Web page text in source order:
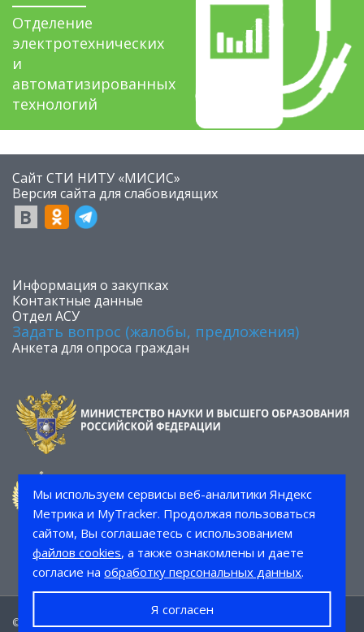
Мы используем сервисы веб-аналитики Яндекс
Метрика и MyTracker. Продолжая пользоваться
сайтом, Вы соглашаетесь с использованием
файлов cookies, а также ознакомлены и даете
согласие наобработку персональных данных.
Я согласен
Отделение
электротехнических
и
автоматизированных
технологий
Сайт СТИ НИТУ «МИСИС»
​Версия сайта для слабовидящих
​Информация о закупках
Контактные данные
Отдел АСУ
Задать вопрос (жалобы, предложения)
Анкета для опроса граждан
© 2026 СТИ НИТУ «МИСИС»